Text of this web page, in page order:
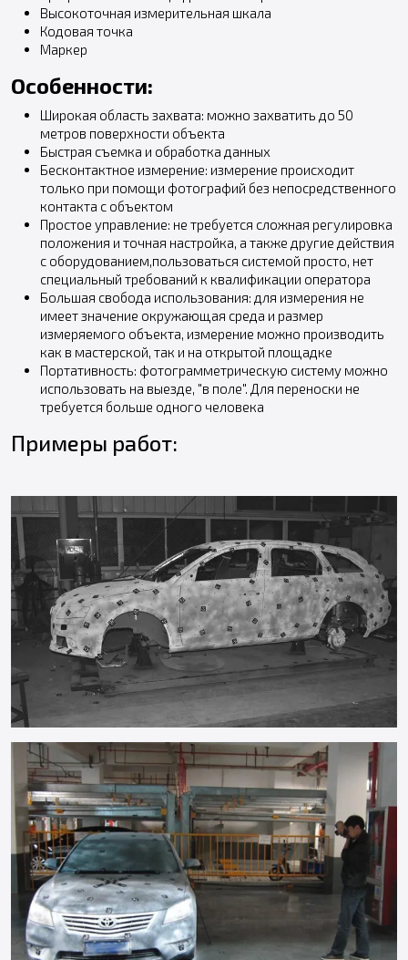
Высокоточная измерительная шкала
Кодовая точка
Маркер
Особенности:
Широкая область захвата: можно захватить до 50
метров поверхности объекта
Быстрая съемка и обработка данных
Бесконтактное измерение: измерение происходит
только при помощи фотографий без непосредственного
контакта с объектом
Простое управление: не требуется сложная регулировка
положения и точная настройка, а также другие действия
с оборудованием,пользоваться системой просто, нет
специальный требований к квалификации оператора
Большая свобода использования: для измерения не
имеет значение окружающая среда и размер
измеряемого объекта, измерение можно производить
как в мастерской, так и на открытой площадке
Портативность: фотограмметрическую систему можно
использовать на выезде, "в поле". Для переноски не
требуется больше одного человека
Примеры работ: